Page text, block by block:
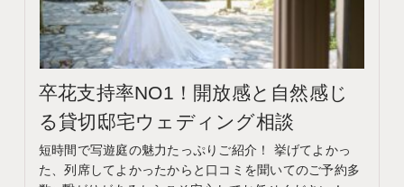
卒花支持率NO1！開放感と自然感じ
る貸切邸宅ウェディング相談
短時間で写遊庭の魅力たっぷりご紹介！ 挙げてよかっ
た、列席してよかったからと口コミを聞いてのご予約多